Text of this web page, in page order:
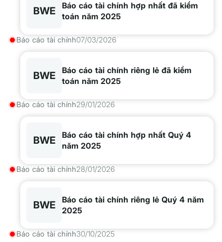
BWE
Báo cáo tài chính hợp nhất đã kiểm
toán năm 2025
Báo cáo tài chính07/03/2026
BWE
Báo cáo tài chính riêng lẻ đã kiểm
toán năm 2025
Báo cáo tài chính29/01/2026
BWE
Báo cáo tài chính hợp nhất Quý 4
năm 2025
Báo cáo tài chính28/01/2026
BWE
Báo cáo tài chính riêng lẻ Quý 4 năm
2025
Báo cáo tài chính30/10/2025